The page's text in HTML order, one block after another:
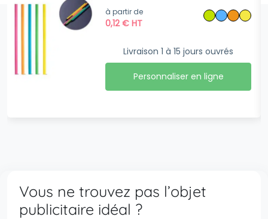
à partir de
0,12€ HT
Livraison 1 à 15 jours ouvrés
Personnaliser en ligne
Vous ne trouvez pas l’objet
publicitaire idéal ?